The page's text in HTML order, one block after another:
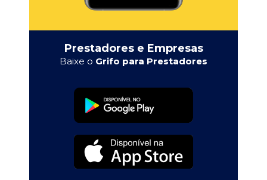
Prestadores e Empresas
Baixe o Grifo para Prestadores